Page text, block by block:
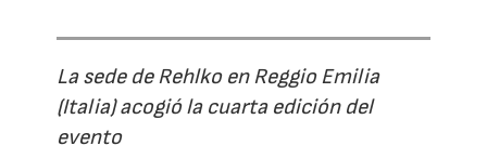
La sede de Rehlko en Reggio Emilia
(Italia) acogió la cuarta edición del
evento